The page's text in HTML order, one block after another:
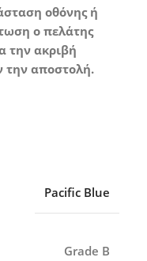
οθόνης ή
ο πελάτης
την ακριβή
την αποστολή.
Pacific Blue
Grade B